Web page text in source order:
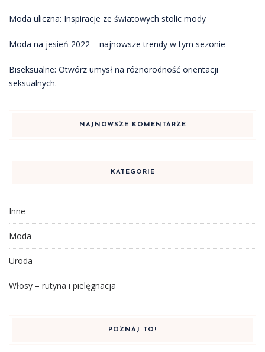
Moda uliczna: Inspiracje ze światowych stolic mody
Moda na jesień 2022 – najnowsze trendy w tym sezonie
Biseksualne: Otwórz umysł na różnorodność orientacji
seksualnych.
NAJNOWSZE KOMENTARZE
KATEGORIE
Inne
Moda
Uroda
Włosy – rutyna i pielęgnacja
POZNAJ TO!